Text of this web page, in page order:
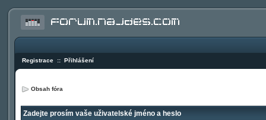
Registrace :: Přihlášení
Obsah fóra
Zadejte prosím vaše uživatelské jméno a heslo